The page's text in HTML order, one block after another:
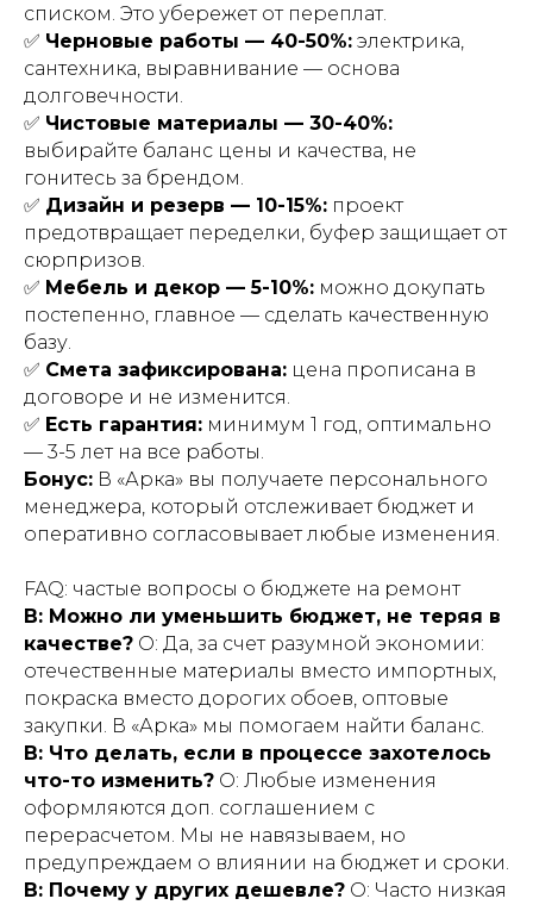
списком. Это убережет от переплат.
✅ Черновые работы — 40-50%: электрика,
сантехника, выравнивание — основа
долговечности.
✅ Чистовые материалы — 30-40%:
выбирайте баланс цены и качества, не
гонитесь за брендом.
✅ Дизайн и резерв — 10-15%: проект
предотвращает переделки, буфер защищает от
сюрпризов.
✅ Мебель и декор — 5-10%: можно докупать
постепенно, главное — сделать качественную
базу.
✅ Смета зафиксирована: цена прописана в
договоре и не изменится.
✅ Есть гарантия: минимум 1 год, оптимально
— 3-5 лет на все работы.
Бонус: В «Арка» вы получаете персонального
менеджера, который отслеживает бюджет и
оперативно согласовывает любые изменения.
FAQ: частые вопросы о бюджете на ремонт
В: Можно ли уменьшить бюджет, не теряя в
качестве? О: Да, за счет разумной экономии:
отечественные материалы вместо импортных,
покраска вместо дорогих обоев, оптовые
закупки. В «Арка» мы помогаем найти баланс.
В: Что делать, если в процессе захотелось
что-то изменить? О: Любые изменения
оформляются доп. соглашением с
перерасчетом. Мы не навязываем, но
предупреждаем о влиянии на бюджет и сроки.
В: Почему у других дешевле? О: Часто низкая